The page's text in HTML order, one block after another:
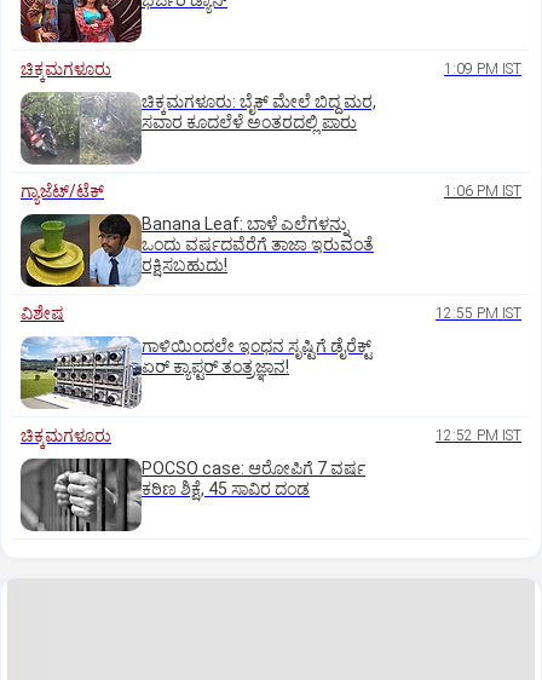
ಚಿಕ್ಕಮಗಳೂರು 1:09 PM IST
ಚಿಕ್ಕಮಗಳೂರು: ಬೈಕ್ ಮೇಲೆ ಬಿದ್ದ ಮರ,
ಸವಾರ ಕೂದಲೆಳೆ ಅಂತರದಲ್ಲಿ ಪಾರು
ಗ್ಯಾಜೆಟ್/ಟೆಕ್ 1:06 PM IST
Banana Leaf: ಬಾಳೆ ಎಲೆಗಳನ್ನು
ಒಂದು ವರ್ಷದವೆರೆಗೆ ತಾಜಾ ಇರುವಂತೆ
ರಕ್ಷಿಸಬಹುದು!
ವಿಶೇಷ 12:55 PM IST
ಗಾಳಿಯಿಂದಲೇ ಇಂಧನ ಸೃಷ್ಟಿಗೆ ಡೈರೆಕ್ಟ್
ಏರ್‌ ಕ್ಯಾಪ್ಟರ್ ತಂತ್ರಜ್ಞಾನ!
ಚಿಕ್ಕಮಗಳೂರು 12:52 PM IST
POCSO case: ಆರೋಪಿಗೆ 7 ವರ್ಷ
ಕಠಿಣ ಶಿಕ್ಷೆ, 45 ಸಾವಿರ ದಂಡ